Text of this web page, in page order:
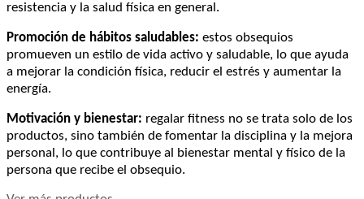
resistencia y la salud física en general.
Promoción de hábitos saludables: estos obsequios
promueven un estilo de vida activo y saludable, lo que ayuda
a mejorar la condición física, reducir el estrés y aumentar la
energía.
Motivación y bienestar: regalar fitness no se trata solo de los
productos, sino también de fomentar la disciplina y la mejora
personal, lo que contribuye al bienestar mental y físico de la
persona que recibe el obsequio.